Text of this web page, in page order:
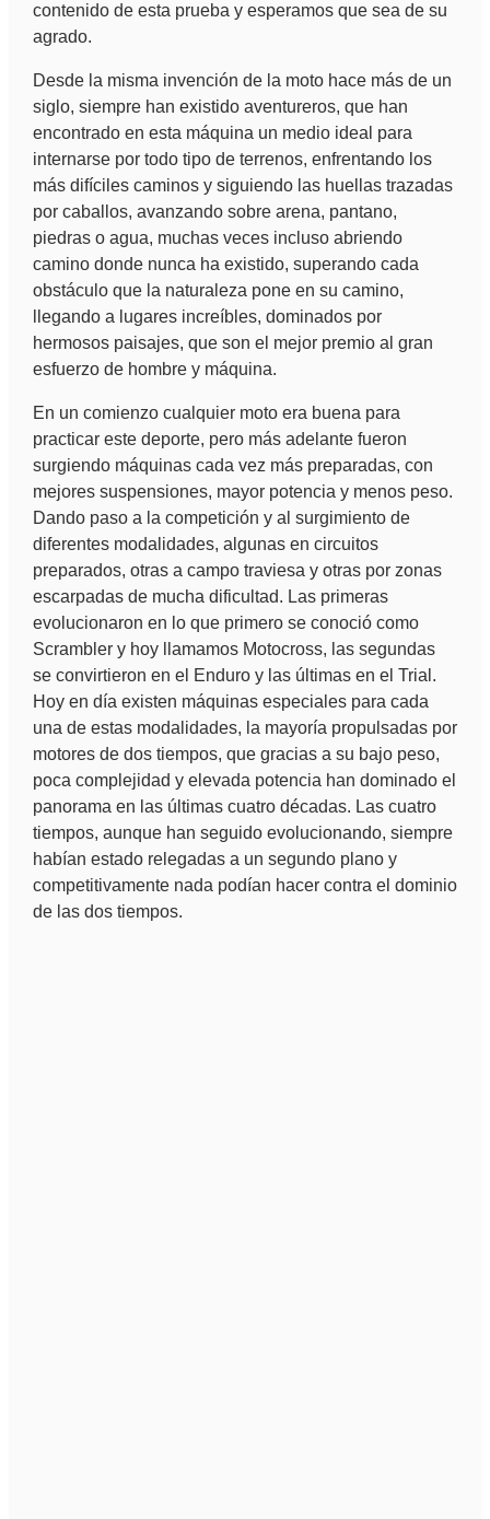
contenido de esta prueba y esperamos que sea de su
agrado.
Desde la misma invención de la moto hace más de un
siglo, siempre han existido aventureros, que han
encontrado en esta máquina un medio ideal para
internarse por todo tipo de terrenos, enfrentando los
más difíciles caminos y siguiendo las huellas trazadas
por caballos, avanzando sobre arena, pantano,
piedras o agua, muchas veces incluso abriendo
camino donde nunca ha existido, superando cada
obstáculo que la naturaleza pone en su camino,
llegando a lugares increíbles, dominados por
hermosos paisajes, que son el mejor premio al gran
esfuerzo de hombre y máquina.
En un comienzo cualquier moto era buena para
practicar este deporte, pero más adelante fueron
surgiendo máquinas cada vez más preparadas, con
mejores suspensiones, mayor potencia y menos peso.
Dando paso a la competición y al surgimiento de
diferentes modalidades, algunas en circuitos
preparados, otras a campo traviesa y otras por zonas
escarpadas de mucha dificultad. Las primeras
evolucionaron en lo que primero se conoció como
Scrambler y hoy llamamos Motocross, las segundas
se convirtieron en el Enduro y las últimas en el Trial.
Hoy en día existen máquinas especiales para cada
una de estas modalidades, la mayoría propulsadas por
motores de dos tiempos, que gracias a su bajo peso,
poca complejidad y elevada potencia han dominado el
panorama en las últimas cuatro décadas. Las cuatro
tiempos, aunque han seguido evolucionando, siempre
habían estado relegadas a un segundo plano y
competitivamente nada podían hacer contra el dominio
de las dos tiempos.